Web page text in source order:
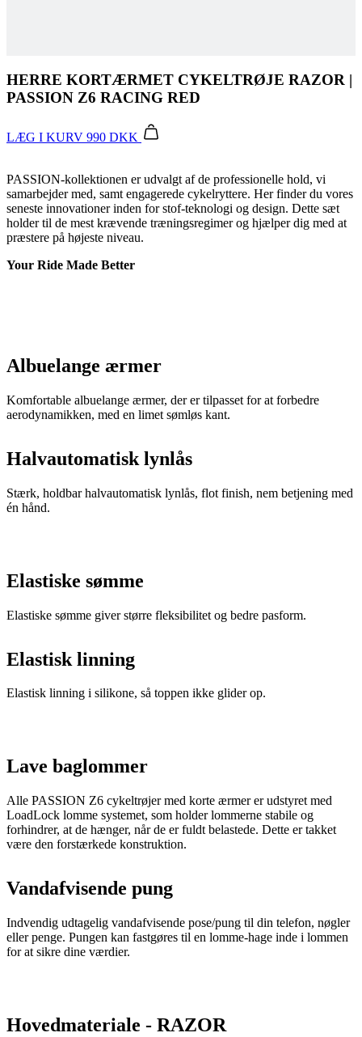
HERRE KORTÆRMET CYKELTRØJE RAZOR |
PASSION Z6 RACING RED
LÆG I KURV 990 DKK
PASSION-kollektionen er udvalgt af de professionelle hold, vi
samarbejder med, samt engagerede cykelryttere. Her finder du vores
seneste innovationer inden for stof-teknologi og design. Dette sæt
holder til de mest krævende træningsregimer og hjælper dig med at
præstere på højeste niveau.
Your Ride Made Better
Albuelange ærmer
Komfortable albuelange ærmer, der er tilpasset for at forbedre
aerodynamikken, med en limet sømløs kant.
Halvautomatisk lynlås
Stærk, holdbar halvautomatisk lynlås, flot finish, nem betjening med
én hånd.
Elastiske sømme
Elastiske sømme giver større fleksibilitet og bedre pasform.
Elastisk linning
Elastisk linning i silikone, så toppen ikke glider op.
Lave baglommer
Alle PASSION Z6 cykeltrøjer med korte ærmer er udstyret med
LoadLock lomme systemet, som holder lommerne stabile og
forhindrer, at de hænger, når de er fuldt belastede. Dette er takket
være den forstærkede konstruktion.
Vandafvisende pung
Indvendig udtagelig vandafvisende pose/pung til din telefon, nøgler
eller penge. Pungen kan fastgøres til en lomme-hage inde i lommen
for at sikre dine værdier.
Hovedmateriale - RAZOR